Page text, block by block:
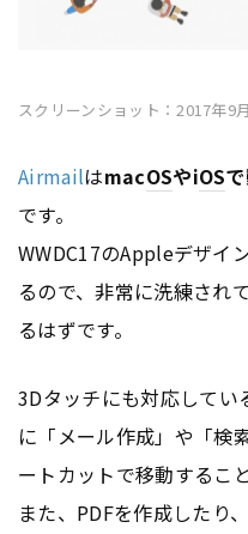
スクリーンショット：2017年9月
AirmailはmacOSやiOS
です。
WWDC17のAppleデザイ
るので、非常に洗練され
るはずです。
3Dタッチにも対応してい
に「メール作成」や「検
ートカットで移動するこ
また、PDFを作成したり